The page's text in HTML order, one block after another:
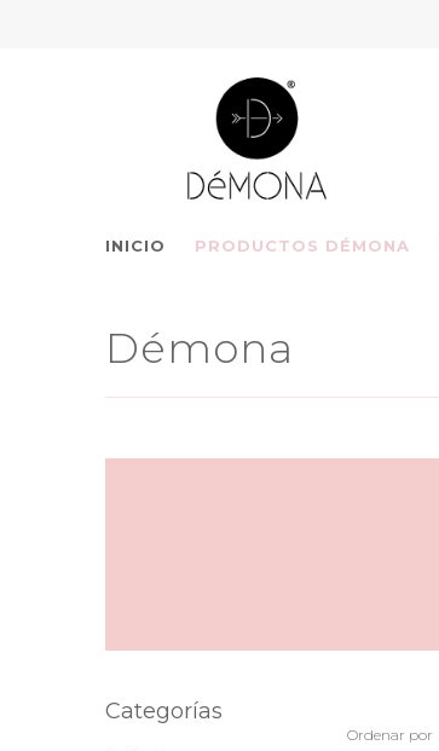
INICIO PRODUCTOS DÉMONA
Démona
Categorías
Ordenar por